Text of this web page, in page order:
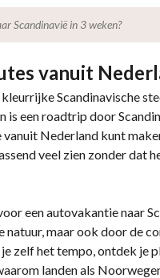
Scandinavië in 3 weken?
vanuit
Scandinavische
is een roadtrip door
Nederland kunt
veel zien zonder dat
een autovakantie naar
natuur, maar ook door de
zelf het tempo, ontdek je
landen als